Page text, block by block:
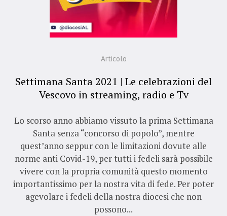
Articolo
Settimana Santa 2021 | Le celebrazioni del
Vescovo in streaming, radio e Tv
Lo scorso anno abbiamo vissuto la prima Settimana
Santa senza “concorso di popolo”, mentre
quest’anno seppur con le limitazioni dovute alle
norme anti Covid-19, per tutti i fedeli sarà possibile
vivere con la propria comunità questo momento
importantissimo per la nostra vita di fede. Per poter
agevolare i fedeli della nostra diocesi che non
possono...